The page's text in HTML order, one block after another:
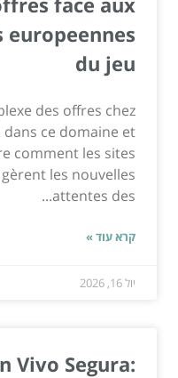
europeennes
du jeu
des offres chez
dans ce domaine et
comment les sites
les nouvelles
attentes des...
קרא עוד »
יול 16, 2026
Vivo Segura: